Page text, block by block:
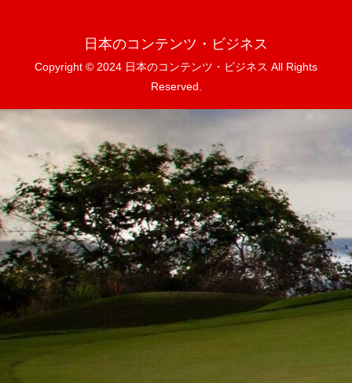
日本のコンテンツ・ビジネス
Copyright © 2024 日本のコンテンツ・ビジネス All Rights
Reserved.